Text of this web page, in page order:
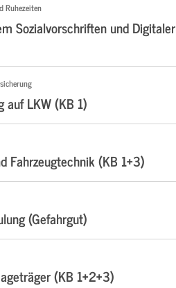
Ruhezeiten
Sozialvorschriften und Digitaler
auf LKW (KB 1)
Fahrzeugtechnik (KB 1+3)
(Gefahrgut)
(KB 1+2+3)